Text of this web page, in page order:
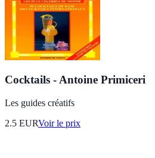
Cocktails - Antoine Primiceri
Les guides créatifs
2.5 EURVoir le prix